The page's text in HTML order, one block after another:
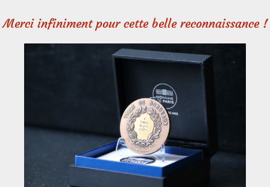
Merci infiniment pour cette belle reconnaissance !